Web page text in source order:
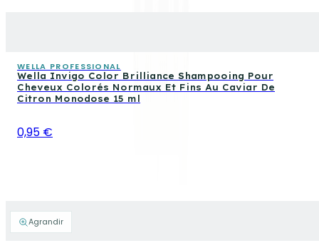
Agrandir
WELLA PROFESSIONAL
Wella Invigo Color Brilliance Shampooing Pour
Cheveux Colorés Normaux Et Fins Au Caviar De
Citron Monodose 15 ml
0,95 €